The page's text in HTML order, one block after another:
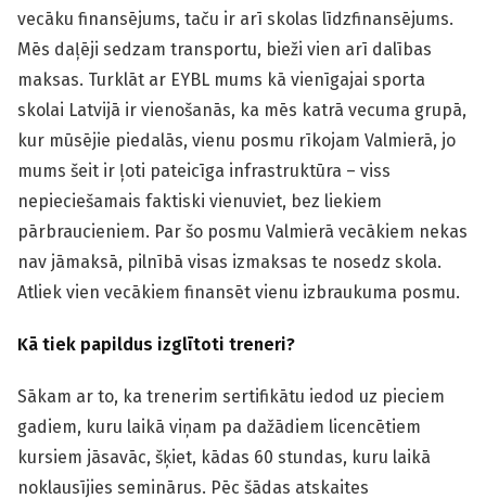
vecāku finansējums, taču ir arī skolas līdzfinansējums.
Mēs daļēji sedzam transportu, bieži vien arī dalības
maksas. Turklāt ar EYBL mums kā vienīgajai sporta
skolai Latvijā ir vienošanās, ka mēs katrā vecuma grupā,
kur mūsējie piedalās, vienu posmu rīkojam Valmierā, jo
mums šeit ir ļoti pateicīga infrastruktūra – viss
nepieciešamais faktiski vienuviet, bez liekiem
pārbraucieniem. Par šo posmu Valmierā vecākiem nekas
nav jāmaksā, pilnībā visas izmaksas te nosedz skola.
Atliek vien vecākiem finansēt vienu izbraukuma posmu.
Kā tiek papildus izglītoti treneri?
Sākam ar to, ka trenerim sertifikātu iedod uz pieciem
gadiem, kuru laikā viņam pa dažādiem licencētiem
kursiem jāsavāc, šķiet, kādas 60 stundas, kuru laikā
noklausījies seminārus. Pēc šādas atskaites